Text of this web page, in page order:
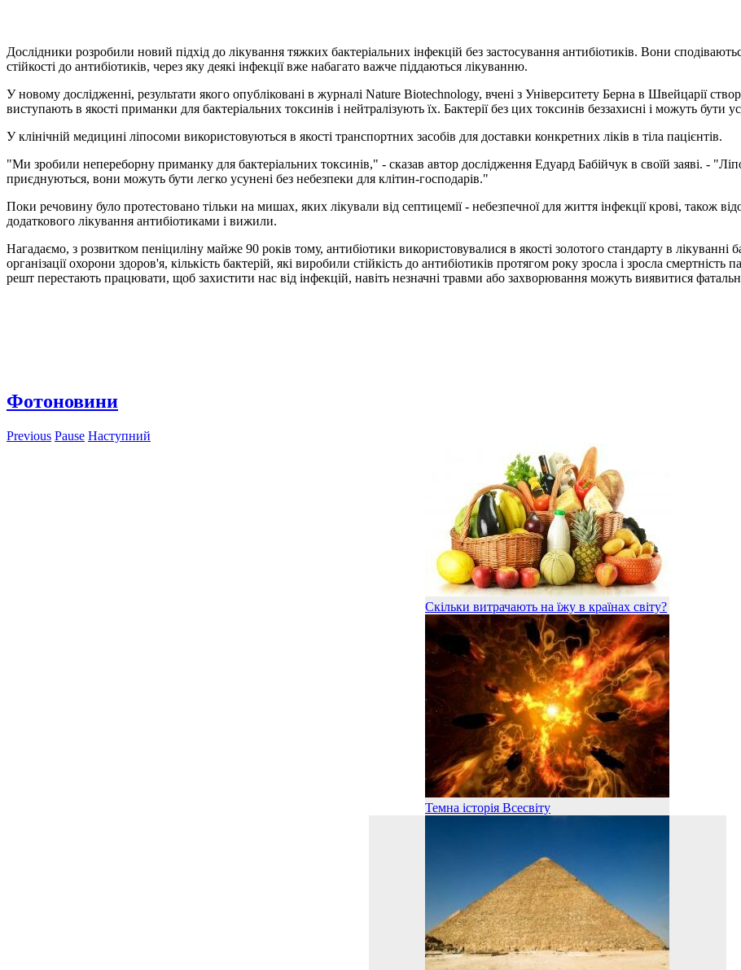
Дослідники розробили новий підхід до лікування тяжких бактеріальних інфекцій без застосування антибіотиків. Вони
стійкості до антибіотиків, через яку деякі інфекції вже набагато важче піддаються лікуванню.
У новому дослідженні, результати якого опубліковані в журналі Nature Biotechnology, вчені з Університету Берна в Швейцарії
виступають в якості приманки для бактеріальних токсинів і нейтралізують їх. Бактерії без цих токсинів беззахисні і можуть
У клінічній медицині ліпосоми використовуються в якості транспортних засобів для доставки конкретних ліків в тіла пацієнтів.
"Ми зробили непереборну приманку для бактеріальних токсинів," - сказав автор дослідження Едуард Бабійчук в своїй заяві. -
приєднуються, вони можуть бути легко усунені без небезпеки для клітин-господарів."
Поки речовину було протестовано тільки на мишах, яких лікували від септицемії - небезпечної для життя інфекції крові, також
додаткового лікування антибіотиками і вижили.
Нагадаємо, з розвитком пеніциліну майже 90 років тому, антибіотики використовувалися в якості золотого стандарту в
організації охорони здоров'я, кількість бактерій, які виробили стійкість до антибіотиків протягом року зросла і зросла
решт перестають працювати, щоб захистити нас від інфекцій, навіть незначні травми або захворювання можуть виявитися
Фотоновини
Previous Pause Наступний
Скільки витрачають на їжу в країнах світу?
Темна історія Всесвіту